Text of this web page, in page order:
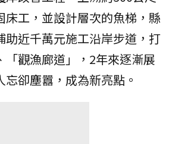
床工，並設計層次的魚梯，縣
助近千萬元施工沿岸步道，打
「觀漁廊道」，2年來逐漸展
卻塵囂，成為新亮點。